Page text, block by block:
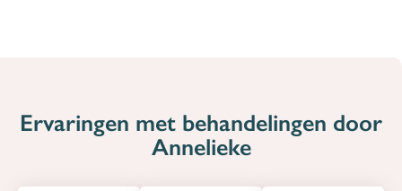
Ervaringen met behandelingen door
Annelieke